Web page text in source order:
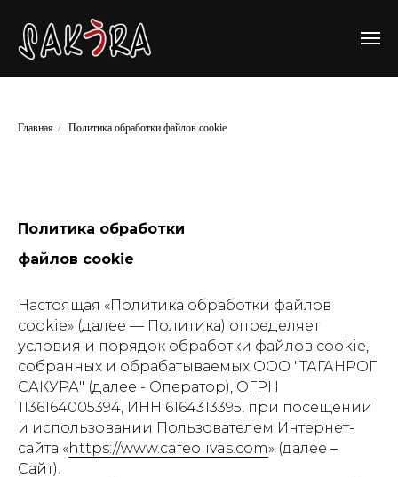
Главная / Политика обработки файлов cookie
Политика обработки
файлов cookie
Настоящая «Политика обработки файлов
cookie» (далее — Политика) определяет
условия и порядок обработки файлов cookie,
собранных и обрабатываемых ООО "ТАГАНРОГ
САКУРА" (далее - Оператор), ОГРН
1136164005394, ИНН 6164313395, при посещении
и использовании Пользователем Интернет-
сайта «https://www.cafeolivas.com» (далее –
Сайт).